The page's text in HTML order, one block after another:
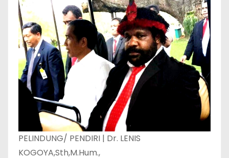
PELINDUNG/ PENDIRI | Dr. LENIS
KOGOYA,Sth,M.Hum.,